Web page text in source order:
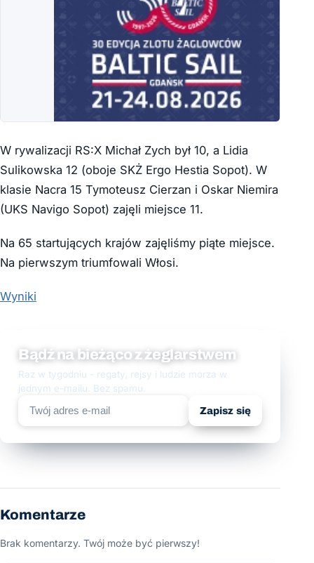
W rywalizacji RS:X Michał Zych był 10, a Lidia
Sulikowska 12 (oboje SKŻ Ergo Hestia Sopot). W
klasie Nacra 15 Tymoteusz Cierzan i Oskar Niemira
(UKS Navigo Sopot) zajęli miejsce 11.
Na 65 startujących krajów zajęliśmy piąte miejsce.
Na pierwszym triumfowali Włosi.
Wyniki
Bądź na bieżąco z żeglarstwem
Raz w tygodniu - regaty, rejsy i ludzie morza w
jednym e-mailu. Bez spamu.
Zapisz się
Komentarze
Brak komentarzy. Twój może być pierwszy!